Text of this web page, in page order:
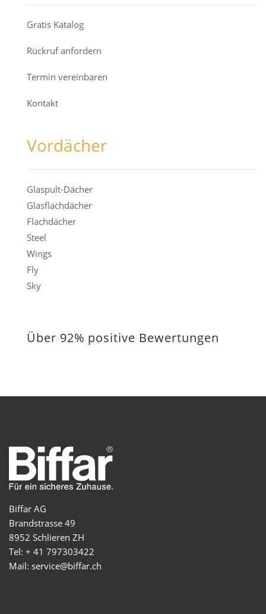
Gratis Katalog
Rückruf anfordern
Termin vereinbaren
Kontakt
Vordächer
Glaspult-Dächer
Glasflachdächer
Flachdächer
Steel
Wings
Fly
Sky
Über 92% positive Bewertungen
Biffar AG
Brandstrasse 49
8952 Schlieren ZH
Tel: + 41 797303422
Mail: service@biffar.ch